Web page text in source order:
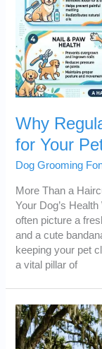
Why
for Your
Dog Grooming
More Than a
Your Dog’s
often picture a
and a cute
keeping your pet
a vital pillar of